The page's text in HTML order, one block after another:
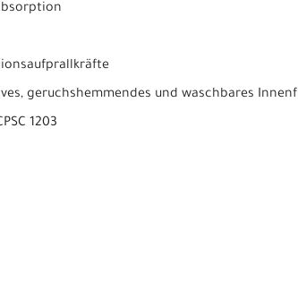
geruchshemmendes und waschbares
1203